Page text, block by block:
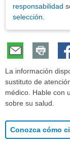
responsabilidad
selección
La información
sustituto de
médico. Hable con
sobre su salud.
Conozca cómo